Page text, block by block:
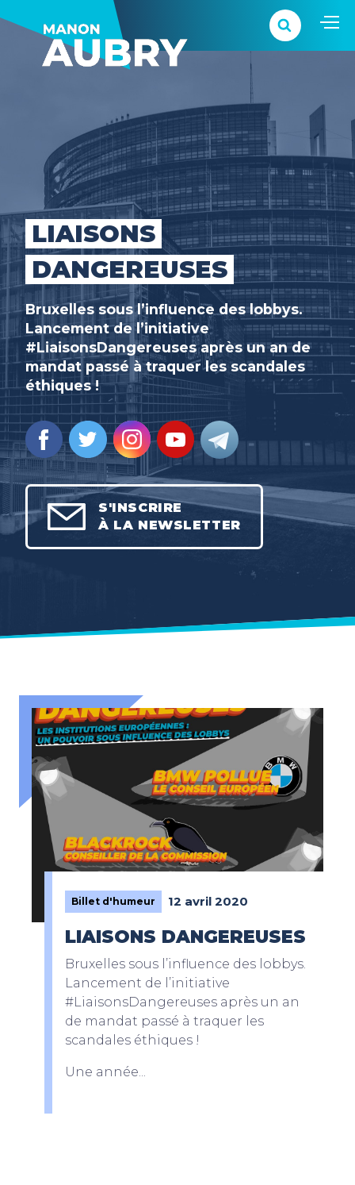
LIAISONS
DANGEREUSES
Bruxelles sous l’influence des lobbys.
Lancement de l’initiative
#LiaisonsDangereuses après un an de
mandat passé à traquer les scandales
éthiques !
S'INSCRIRE
À LA NEWSLETTER
Billet d'humeur 12 avril 2020
LIAISONS DANGEREUSES
Bruxelles sous l’influence des lobbys.
Lancement de l’initiative
#LiaisonsDangereuses après un an
de mandat passé à traquer les
scandales éthiques !
Une année...